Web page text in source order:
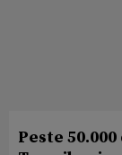
Peste 50.000